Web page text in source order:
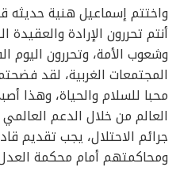
واختتم إسماعيل هنية حديثه
أنتم تحررون الإرادة
وشعوب الأمة، وتحررون
المجتمعات الغربية، لقد
محبا للسلام والحياة، وهذا
العالم من خلال الدعم
جرائم الاحتلال، يجب تقديم
ومحاكمتهم أمام محكمة